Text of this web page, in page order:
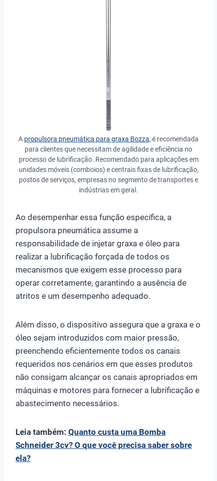
A propulsora pneumática para graxa Bozza, é recomendada
para clientes que necessitam de agilidade e eficiência no
processo de lubrificação. Recomendado para aplicações em
unidades móveis (comboios) e centrais fixas de lubrificação,
postos de serviços, empresas no segmento de transportes e
indústrias em geral.
Ao desempenhar essa função específica, a
propulsora pneumática assume a
responsabilidade de injetar graxa e óleo para
realizar a lubrificação forçada de todos os
mecanismos que exigem esse processo para
operar corretamente, garantindo a ausência de
atritos e um desempenho adequado.
Além disso, o dispositivo assegura que a graxa e o
óleo sejam introduzidos com maior pressão,
preenchendo eficientemente todos os canais
requeridos nos cenários em que esses produtos
não consigam alcançar os canais apropriados em
máquinas e motores para fornecer a lubrificação e
abastecimento necessários.
Leia também: Quanto custa uma Bomba
Schneider 3cv? O que você precisa saber sobre
ela?